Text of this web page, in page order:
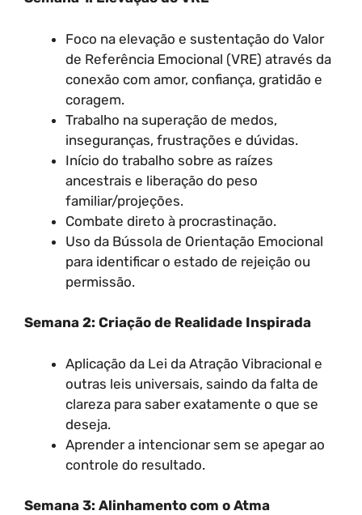
Foco na elevação e sustentação do Valor
de Referência Emocional (VRE) através da
conexão com amor, confiança, gratidão e
coragem.
Trabalho na superação de medos,
inseguranças, frustrações e dúvidas.
Início do trabalho sobre as raízes
ancestrais e liberação do peso
familiar/projeções.
Combate direto à procrastinação.
Uso da Bússola de Orientação Emocional
para identificar o estado de rejeição ou
permissão.
Semana 2: Criação de Realidade Inspirada
Aplicação da Lei da Atração Vibracional e
outras leis universais, saindo da falta de
clareza para saber exatamente o que se
deseja.
Aprender a intencionar sem se apegar ao
controle do resultado.
Semana 3: Alinhamento com o Atma